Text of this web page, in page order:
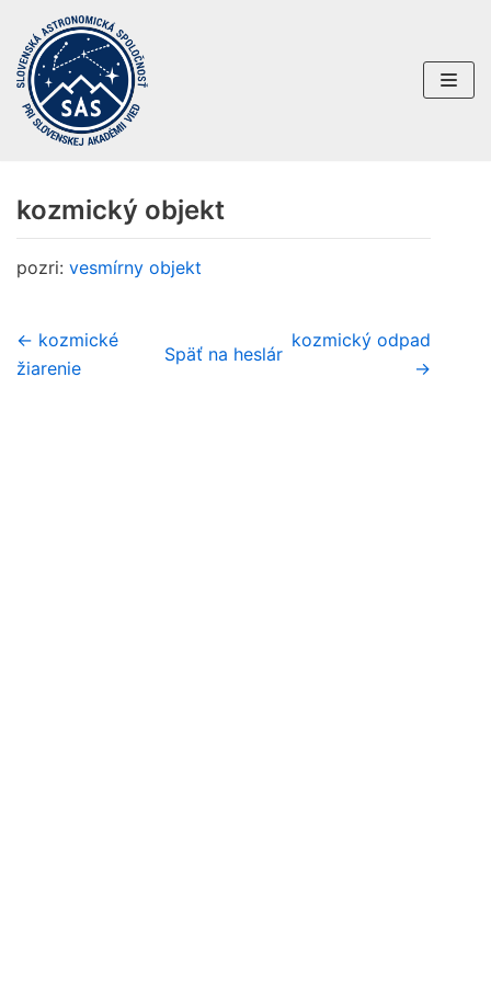
Preskočiť
na
obsah
kozmický objekt
pozri: vesmírny objekt
← kozmické
žiarenie
Späť na heslár
kozmický odpad
→